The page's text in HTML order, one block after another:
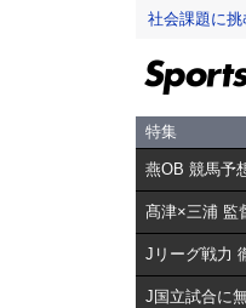
社会課題に
特集
燕OB 競馬予
髙津×三浦 監
Jリーグ戦力
J国立試合に